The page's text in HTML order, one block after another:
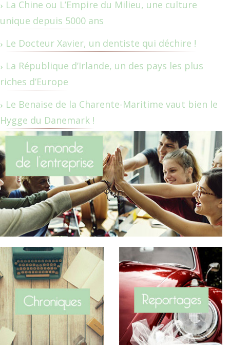
La Chine ou L’Empire du Milieu, une culture
unique depuis 5000 ans
Le Docteur Xavier, un dentiste qui déchire !
La République d’Irlande, un des pays les plus
riches d’Europe
Le Benaise de la Charente-Maritime vaut bien le
Hygge du Danemark !